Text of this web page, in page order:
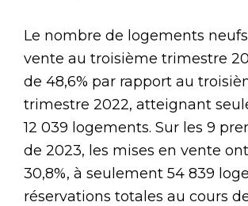
Le nombre de logements
vente au troisième trimestre
de 48,6% par rapport au
trimestre 2022, atteignant
12 039 logements. Sur les 9
de 2023, les mises en vente
30,8%, à seulement 54 839
réservations totales au cours